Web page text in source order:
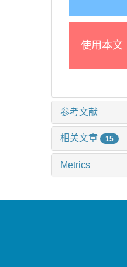
使用本文
参考文献
相关文章 15
Metrics